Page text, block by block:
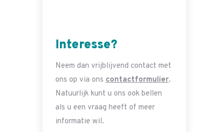
Interesse?
Neem dan vrijblijvend contact met
ons op via ons contactformulier.
Natuurlijk kunt u ons ook bellen
als u een vraag heeft of meer
informatie wil.